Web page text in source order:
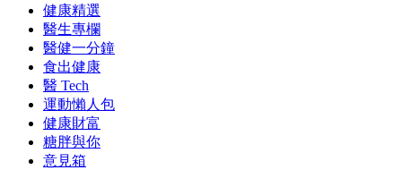
健康精選
醫生專欄
醫健一分鐘
食出健康
醫 Tech
運動懶人包
健康財富
糖胖與你
意見箱